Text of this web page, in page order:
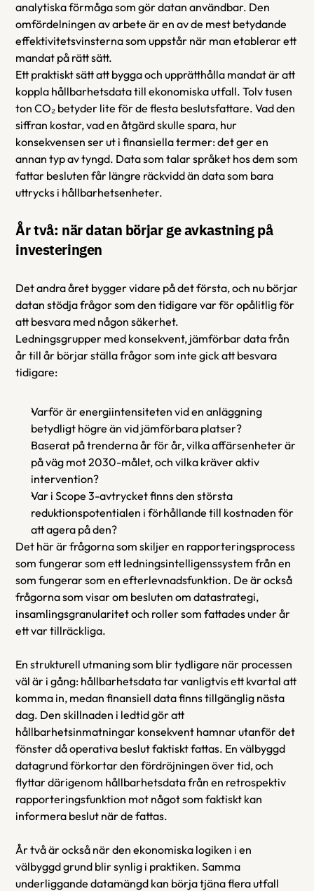
analytiska förmåga som gör datan användbar. Den
omfördelningen av arbete är en av de mest betydande
effektivitetsvinsterna som uppstår när man etablerar ett
mandat på rätt sätt.
Ett praktiskt sätt att bygga och upprätthålla mandat är att
koppla hållbarhetsdata till ekonomiska utfall. Tolv tusen
ton CO₂ betyder lite för de flesta beslutsfattare. Vad den
siffran kostar, vad en åtgärd skulle spara, hur
konsekvensen ser ut i finansiella termer: det ger en
annan typ av tyngd. Data som talar språket hos dem som
fattar besluten får längre räckvidd än data som bara
uttrycks i hållbarhetsenheter.
År två: när datan börjar ge avkastning på
investeringen
Det andra året bygger vidare på det första, och nu börjar
datan stödja frågor som den tidigare var för opålitlig för
att besvara med någon säkerhet.
Ledningsgrupper med konsekvent, jämförbar data från
år till år börjar ställa frågor som inte gick att besvara
tidigare:
Varför är energiintensiteten vid en anläggning
betydligt högre än vid jämförbara platser?
Baserat på trenderna år för år, vilka affärsenheter är
på väg mot 2030-målet, och vilka kräver aktiv
intervention?
Var i Scope 3-avtrycket finns den största
reduktionspotentialen i förhållande till kostnaden för
att agera på den?
Det här är frågorna som skiljer en rapporteringsprocess
som fungerar som ett ledningsintelligenssystem från en
som fungerar som en efterlevnadsfunktion. De är också
frågorna som visar om besluten om datastrategi,
insamlingsgranularitet och roller som fattades under år
ett var tillräckliga.
En strukturell utmaning som blir tydligare när processen
väl är i gång: hållbarhetsdata tar vanligtvis ett kvartal att
komma in, medan finansiell data finns tillgänglig nästa
dag. Den skillnaden i ledtid gör att
hållbarhetsinmatningar konsekvent hamnar utanför det
fönster då operativa beslut faktiskt fattas. En välbyggd
datagrund förkortar den fördröjningen över tid, och
flyttar därigenom hållbarhetsdata från en retrospektiv
rapporteringsfunktion mot något som faktiskt kan
informera beslut när de fattas.
År två är också när den ekonomiska logiken i en
välbyggd grund blir synlig i praktiken. Samma
underliggande datamängd kan börja tjäna flera utfall